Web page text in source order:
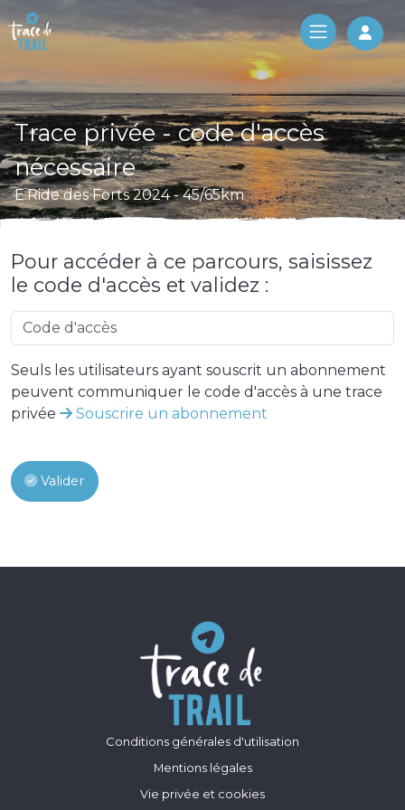
Log
Trace privée - code d'accès
nécessaire
E.Ride des Forts 2024 - 45/65km
Pour accéder à ce parcours, saisissez
le code d'accès et validez :
Seuls les utilisateurs ayant souscrit un abonnement
peuvent communiquer le code d'accès à une trace
privée
Souscrire un abonnement
Valider
Conditions générales d'utilisation
Mentions légales
Vie privée et cookies